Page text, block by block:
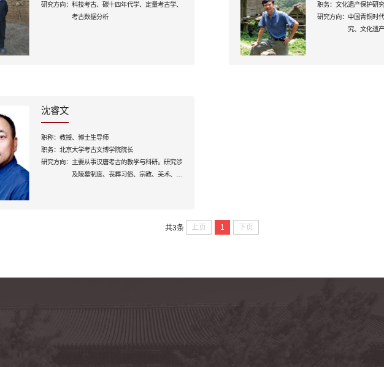
研究方向： 科技考古、碳十四年代学、定量考古学、
考古数据分析
职务：文化遗产保护研
研究方向： 中国青铜时
究、文化遗
沈睿文
职称： 教授、博士生导师
职务： 北京大学考古文博学院院长
研究方向：
主要从事汉唐考古的教学与科研。研究涉
及陵墓制度、丧葬习俗、宗教、美术、中
共3条 上页 1 下页